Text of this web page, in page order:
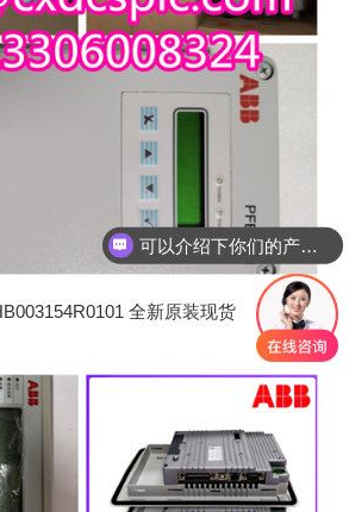
全新原装现货
你们是怎么收费的呢